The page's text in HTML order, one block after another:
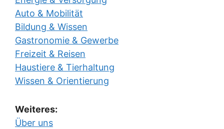
Auto & Mobilität
Bildung & Wissen
Gastronomie & Gewerbe
Freizeit & Reisen
Haustiere & Tierhaltung
Wissen & Orientierung
Weiteres:
Über uns